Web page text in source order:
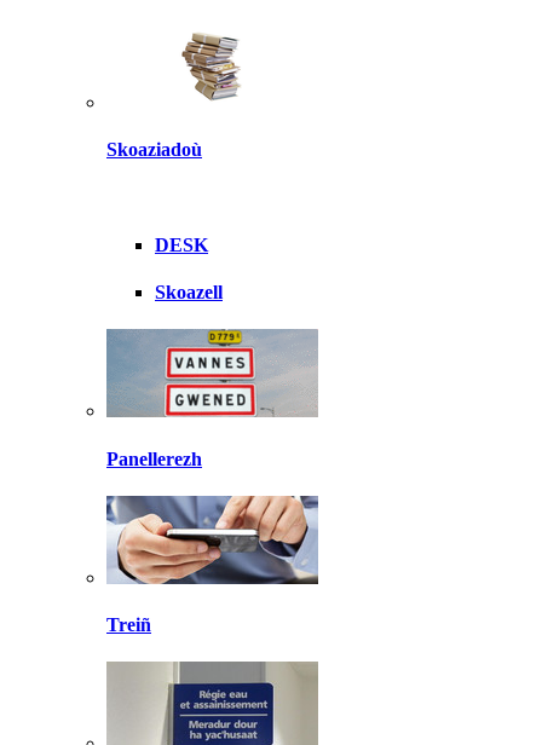
Skoaziadoù
DESK
Skoazell
Panellerezh
Treiñ